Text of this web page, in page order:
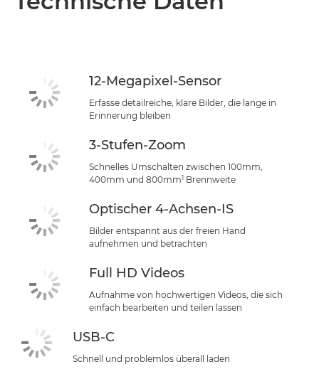
12-Megapixel-Sensor
Erfasse detailreiche, klare Bilder, die lange in
Erinnerung bleiben
3-Stufen-Zoom
Schnelles Umschalten zwischen 100mm,
400mm und 800mm1 Brennweite
Optischer 4-Achsen-IS
Bilder entspannt aus der freien Hand
aufnehmen und betrachten
Full HD Videos
Aufnahme von hochwertigen Videos, die sich
einfach bearbeiten und teilen lassen
USB-C
Schnell und problemlos überall laden